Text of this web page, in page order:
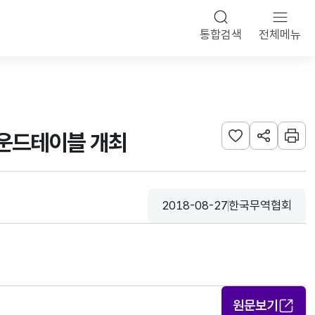
통합검색 전체메뉴
드테이블 개최 관심사 등록하기
URL 공유하
인쇄
등록일
2018-08-27
수집기관
한국무역협회
원문보기